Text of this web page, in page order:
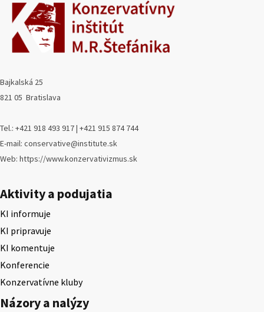
Bajkalská 25
821 05 Bratislava
Tel.: +421 918 493 917 | +421 915 874 744
E-mail: conservative@institute.sk
Web: https://www.konzervativizmus.sk
Aktivity a podujatia
KI informuje
KI pripravuje
KI komentuje
Konferencie
Konzervatívne kluby
Názory a nalýzy